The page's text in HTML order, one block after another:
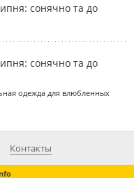
сонячно та до
сонячно та до
одежда для влюбленных
Контакты